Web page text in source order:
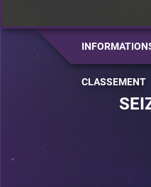
CLASSEMENT